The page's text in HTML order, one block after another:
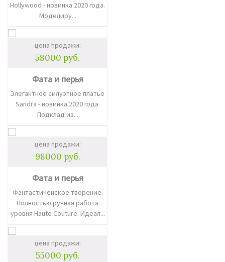
Hollywood - новинка 2020 года.
Моделиру...
цена продажи:
58000 руб.
Фата и перья
Элегантное силуэтное платье
Sandra - новинка 2020 года.
Подклад из...
цена продажи:
98000 руб.
Фата и перья
Фантастиченское творение.
Полностью ручная работа
уровня Haute Couture. Идеал...
цена продажи:
55000 руб.